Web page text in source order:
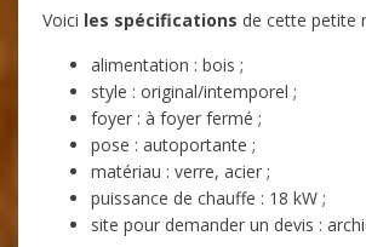
Voici les spécifications de cette petite
alimentation : bois ;
style : original/intemporel ;
foyer : à foyer fermé ;
pose : autoportante ;
matériau : verre, acier ;
puissance de chauffe : 18 kW ;
site pour demander un devis :